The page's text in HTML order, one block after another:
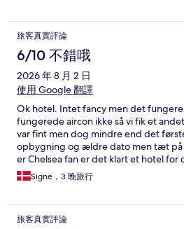
旅客真實評論
6/10 不錯哦
2026 年 8 月 2 日
使用 Google 翻譯
Ok hotel. Intet fancy men det
fungerede aircon ikke så vi fik et
var fint men dog mindre end det
opbygning og ældre dato men tæt på
er Chelsea fan er det klart et hotel for
stadion.Signe，3 晚旅行
旅客真實評論